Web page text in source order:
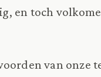
en toch
van